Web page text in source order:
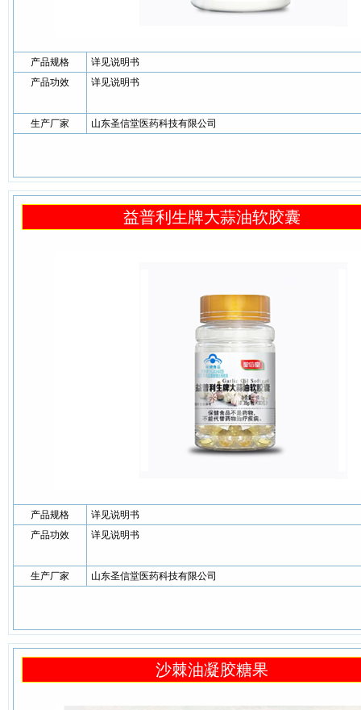
产品规格
详见说明书
产品功效
详见说明书
生产厂家 山东圣信堂医药科技有限公司
益普利生牌大蒜油软胶囊
产品规格
详见说明书
产品功效
详见说明书
生产厂家 山东圣信堂医药科技有限公司
沙棘油凝胶糖果